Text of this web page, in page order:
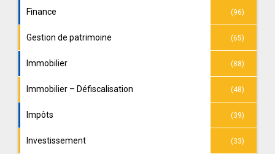
Finance (96)
Gestion de patrimoine (65)
Immobilier (88)
Immobilier – Défiscalisation (48)
Impôts (39)
Investissement (33)